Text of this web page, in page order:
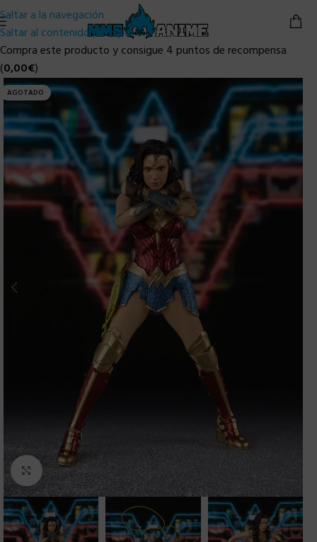
Saltar a la navegación
Saltar al contenido principal
Compra este producto y consigue 4 puntos de recompensa
(0,00€)
AGOTADO
Clic para ampliar